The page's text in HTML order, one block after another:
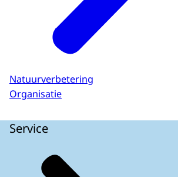
Natuurverbetering
Organisatie
Service